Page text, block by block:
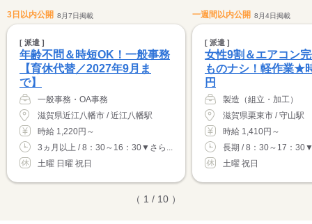
3日以内公開 8月7日掲載
[ 派遣 ]
年齢不問＆時短OK！一般事務
【育休代替／2027年9月ま
で】
一般事務・OA事務
滋賀県近江八幡市 / 近江八幡駅
時給 1,220円～
3ヵ月以上 / 8：30～16：30▼さら...
土曜 日曜 祝日
一週間以内公開 8月4日掲載
[ 派遣 ]
女性9割＆エアコン
ものナシ！軽作業★
円
製造（組立・加工）
滋賀県栗東市 / 守山駅
時給 1,410円～
長期 / 8：30～17：
土曜 祝日
（ 1 / 10 ）